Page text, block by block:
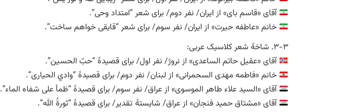
آقای «قاسم بای» از ایران/ نفر دوم/ برای شعر “امتداد وحی”.
خانم «عاطفه حیرت» از ایران/ نفر سوم/ برای شعر “قایقی خواهم ساخت”.
۳-۳. شاخهٔ شعر کلاسیک عربی:
آقای «عقیل حاتم الساعدی» از نروژ/ نفر اول/ برای قصیدهٔ “حبّ الحسین”.
خانم «فاطمه مهدی السحمرانی» از لبنان/ نفر دوم/ برای قصیدهٔ “وادي الحیاری”.
آقای «السید علاء طاهر الموسوی» از عراق/ نفر سوم/ برای قصیدهٔ “ظمأ علی شفاه الماء”.
آقای «مشتاق حمید فنجان» از عراق/ شایستهٔ تقدیر/ برای قصیدهٔ “ثورةُ الله”.